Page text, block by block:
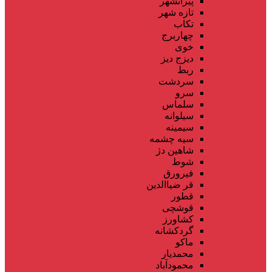
تازه شهر
تکاب
چهاربرج
خوی
دیزج دیز
ربط
سردشت
سرو
سلماس
سیلوانه
سیمینه
سیه چشمه
شاهین دژ
شوط
فیرورق
قر ضیاالدین
قطور
قوشچی
کشاورز
گردکشانه
ماکو
محمدیار
محمودآباد